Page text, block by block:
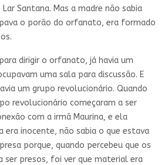
Santana. Mas a madre não sabia
o porão do orfanato, era formado
dirigir o orfanato, já havia um
uma sala para discussão. E
um grupo revolucionário. Quando
revolucionário começaram a ser
com a irmã Maurina, e ela
era inocente, não sabia o que estava
porque, quando percebeu que os
ser presos, foi ver que material era